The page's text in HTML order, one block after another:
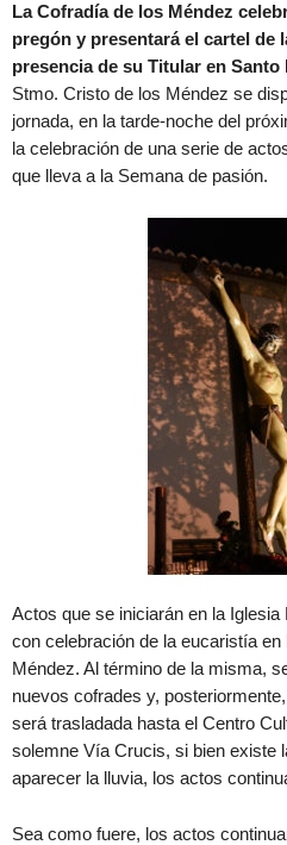
La Cofradía de los Méndez
pregón y presentará el cartel de
presencia de su Titular en Santo
Stmo. Cristo de los Méndez se
jornada, en la tarde-noche del
la celebración de una serie de
que lleva a la Semana de pasión.
Actos que se iniciarán en la
con celebración de la eucaristía
Méndez. Al término de la misma,
nuevos cofrades y,
será trasladada hasta el Centro
solemne Vía Crucis, si bien existe
aparecer la lluvia, los actos
Sea como fuere, los actos